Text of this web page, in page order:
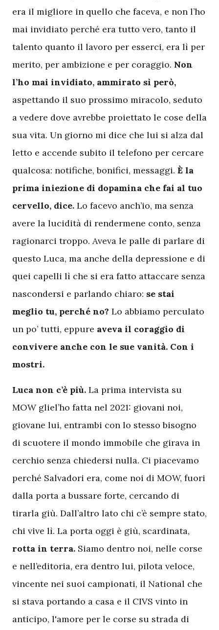
era il migliore in quello che faceva, e non l’ho
mai invidiato perché era tutto vero, tanto il
talento quanto il lavoro per esserci, era lì per
merito, per ambizione e per coraggio. Non
l’ho mai invidiato, ammirato sì però,
aspettando il suo prossimo miracolo, seduto
a vedere dove avrebbe proiettato le cose della
sua vita. Un giorno mi dice che lui si alza dal
letto e accende subito il telefono per cercare
qualcosa: notifiche, bonifici, messaggi. È la
prima iniezione di dopamina che fai al tuo
cervello, dice. Lo facevo anch’io, ma senza
avere la lucidità di rendermene conto, senza
ragionarci troppo. Aveva le palle di parlare di
questo Luca, ma anche della depressione e di
quei capelli lì che si era fatto attaccare senza
nascondersi e parlando chiaro: se stai
meglio tu, perché no? Lo abbiamo perculato
un po’ tutti, eppure aveva il coraggio di
convivere anche con le sue vanità. Con i
mostri.
Luca non c’è più. La prima intervista su
MOW gliel’ho fatta nel 2021: giovani noi,
giovane lui, entrambi con lo stesso bisogno
di scuotere il mondo immobile che girava in
cerchio senza chiedersi nulla. Ci piacevamo
perché Salvadori era, come noi di MOW, fuori
dalla porta a bussare forte, cercando di
tirarla giù. Dall’altro lato chi c’è sempre stato,
chi vive lì. La porta oggi è giù, scardinata,
rotta in terra. Siamo dentro noi, nelle corse
e nell’editoria, era dentro lui, pilota veloce,
vincente nei suoi campionati, il National che
si stava portando a casa e il CIVS vinto in
anticipo, l'amore per le corse su strada di